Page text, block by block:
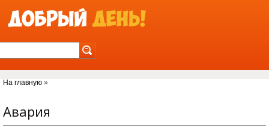
Вы здесь
На главную »
Авария